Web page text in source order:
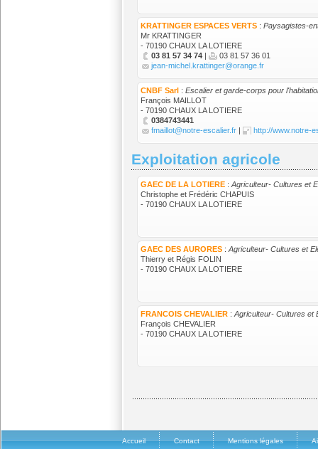
KRATTINGER ESPACES VERTS: Paysagistes-
Mr KRATTINGER
- 70190 CHAUX LA LOTIERE
03 81 57 34 74|
03 81 57 36 01
jean-michel.krattinger@orange.fr
CNBF Sarl: Escalier et garde-corps pour
François MAILLOT
- 70190 CHAUX LA LOTIERE
0384743441
fmaillot@notre-escalier.fr| http://www.notre-
Exploitation agricole
GAEC DE LA LOTIERE: Agriculteur- Cultures et
Christophe et Frédéric CHAPUIS
- 70190 CHAUX LA LOTIERE
GAEC DES AURORES: Agriculteur- Cultures et
Thierry et Régis FOLIN
- 70190 CHAUX LA LOTIERE
FRANCOIS CHEVALIER: Agriculteur- Cultures et
François CHEVALIER
- 70190 CHAUX LA LOTIERE
Accueil Contact Mentions légales